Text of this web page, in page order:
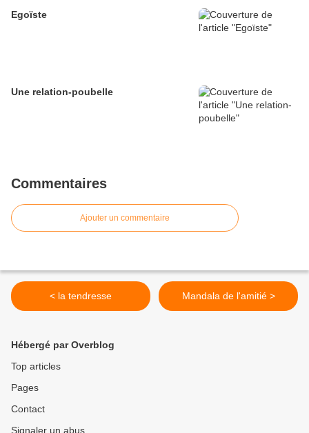
Egoïste
Une relation-poubelle
Commentaires
Ajouter un commentaire
< la tendresse Mandala de l'amitié >
Hébergé par Overblog
Top articles
Pages
Contact
Signaler un abus